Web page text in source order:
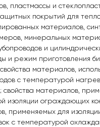
пластмассы и
покрытий для
материалов,
минеральных
и
и режим приготовления
материалов,
с температурой
свойства материалов,
изоляции ограждающих
применяемых для
с температурой